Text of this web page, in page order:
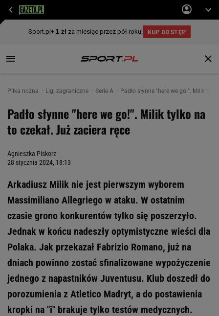
Piłka nożna Ligi zagraniczne Serie A Padło słynne "here we go!". Milik
Padło słynne "here we go!". Milik tylko na
to czekał. Już zaciera ręce
Agnieszka Piskorz
28 stycznia 2024, 18:13
Arkadiusz Milik nie jest pierwszym wyborem
Massimiliano Allegriego w ataku. W ostatnim
czasie grono konkurentów tylko się poszerzyło.
Jednak w końcu nadeszły optymistyczne wieści dla
Polaka. Jak przekazał Fabrizio Romano, już na
dniach powinno zostać sfinalizowane wypożyczenie
jednego z napastników Juventusu. Klub doszedł do
porozumienia z Atletico Madryt, a do postawienia
kropki na "i" brakuje tylko testów medycznych.